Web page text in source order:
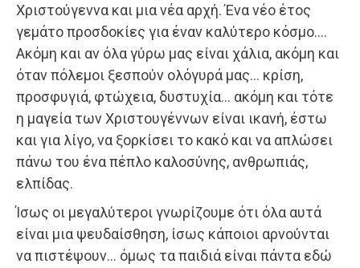
Χριστούγεννα και μια νέα αρχή. Ένα νέο έτος
γεμάτο προσδοκίες για έναν καλύτερο κόσμο….
Ακόμη και αν όλα γύρω μας είναι χάλια, ακόμη και
όταν πόλεμοι ξεσπούν ολόγυρά μας… κρίση,
προσφυγιά, φτώχεια, δυστυχία… ακόμη και τότε
η μαγεία των Χριστουγέννων είναι ικανή, έστω
και για λίγο, να ξορκίσει το κακό και να απλώσει
πάνω του ένα πέπλο καλοσύνης, ανθρωπιάς,
ελπίδας.
Ίσως οι μεγαλύτεροι γνωρίζουμε ότι όλα αυτά
είναι μια ψευδαίσθηση, ίσως κάποιοι αρνούνται
να πιστέψουν… όμως τα παιδιά είναι πάντα εδώ